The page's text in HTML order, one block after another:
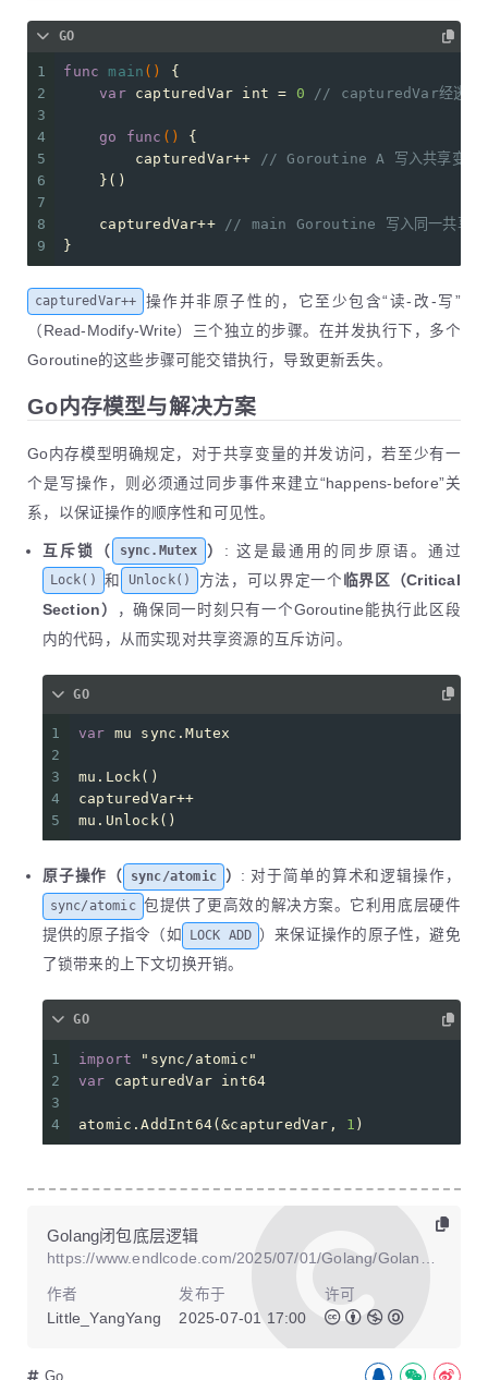
GO
1
2
3
4
5
6
7
8
9
func main ()
{
var capturedVar int = 0 // capturedVar经逃逸
go func ()
{
        capturedVar++
// Goroutine A 写入共享变量
    }()
    capturedVar++
// main Goroutine 写入同一共享变
}
capturedVar++
操作并非原子性的，它至少包含“读-改-写”
（Read-Modify-Write）三个独立的步骤。在并发执行下，多个
Goroutine的这些步骤可能交错执行，导致更新丢失。
Go内存模型与解决方案
Go内存模型明确规定，对于共享变量的并发访问，若至少有一
个是写操作，则必须通过同步事件来建立“happens-before”关
系，以保证操作的顺序性和可见性。
互斥锁（ sync.Mutex ） : 这是最通用的同步原语。通过
Lock() 和 Unlock() 方法，可以界定一个 临界区（Critical
Section）
，确保同一时刻只有一个Goroutine能执行此区段
内的代码，从而实现对共享资源的互斥访问。
GO
1
2
3
4
5
var mu sync.Mutex
mu.Lock()
capturedVar++
mu.Unlock()
原子操作（ sync/atomic ） : 对于简单的算术和逻辑操作，
sync/atomic 包提供了更高效的解决方案。它利用底层硬件
提供的原子指令（如
LOCK ADD ）来保证操作的原子性，避免
了锁带来的上下文切换开销。
GO
1
2
3
4
import
"sync/atomic"
var capturedVar int64
atomic.AddInt64(&capturedVar, 1 )
Golang闭包底层逻辑
https://www.endlcode.com/2025/07/01/Golang/Golang闭包底层逻辑/
作者
Little_YangYang
发布于
2025-07-01 17:00
许可
Go